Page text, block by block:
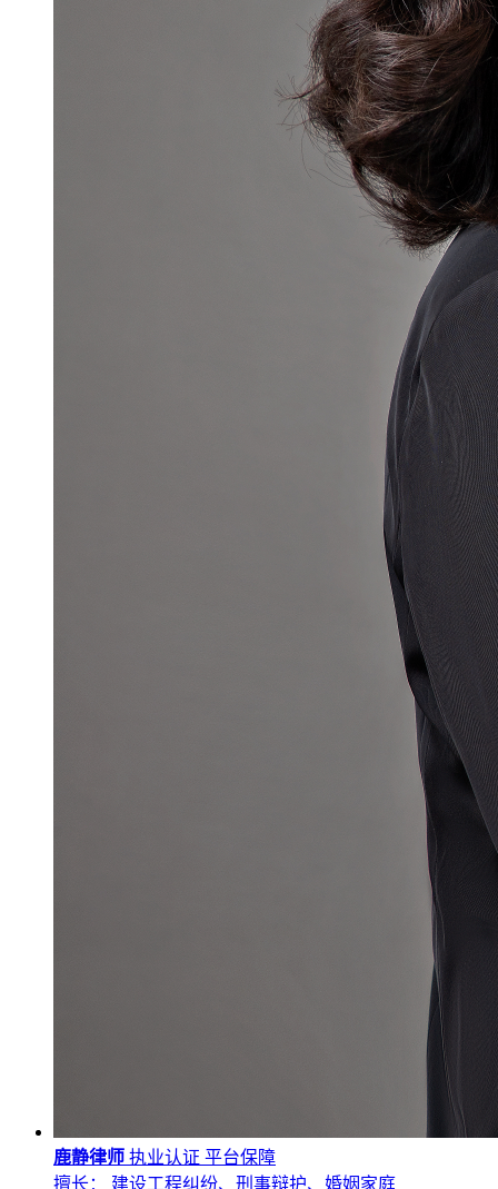
鹿静律师 执业认证 平台保障
擅长： 建设工程纠纷、刑事辩护、婚姻家庭